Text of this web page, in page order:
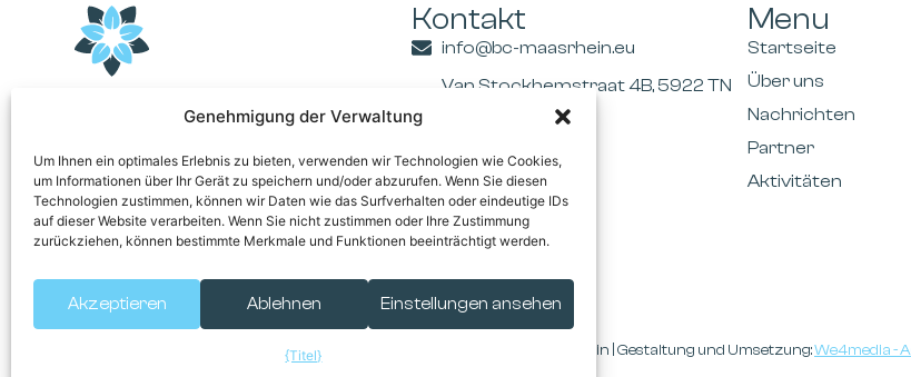
Genehmigung der Verwaltung
Um Ihnen ein optimales Erlebnis zu bieten, verwenden wir Technologien wie Cookies,
um Informationen über Ihr Gerät zu speichern und/oder abzurufen. Wenn Sie diesen
Technologien zustimmen, können wir Daten wie das Surfverhalten oder eindeutige IDs
auf dieser Website verarbeiten. Wenn Sie nicht zustimmen oder Ihre Zustimmung
zurückziehen, können bestimmte Merkmale und Funktionen beeinträchtigt werden.
Akzeptieren Ablehnen Einstellungen ansehen
{Titel}
BUSINESS CLUB
MAAS-RHEIN
Kontakt
info@bc-maasrhein.eu
Van Stockhemstraat 4B, 5922 TN
Menu
Startseite
Über uns
Nachrichten
Partner
Aktivitäten
© 2026 Business Club Maas-Rhein | Gestaltung und Umsetzung:We4media -